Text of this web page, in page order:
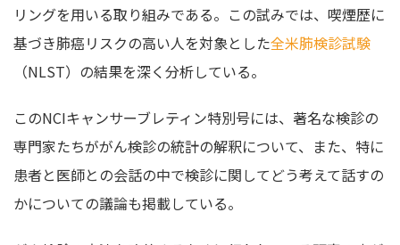
リングを用いる取り組みである。この試みでは、喫煙歴に
基づき肺癌リスクの高い人を対象とした全米肺検診試験
（NLST）の結果を深く分析している。
このNCIキャンサーブレティン特別号には、著名な検診の
専門家たちががん検診の統計の解釈について、また、特に
患者と医師との会話の中で検診に関してどう考えて話すの
かについての議論も掲載している。